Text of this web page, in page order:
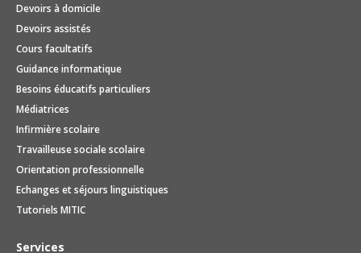
Devoirs à domicile
Devoirs assistés
Cours facultatifs
Guidance informatique
Besoins éducatifs particuliers
Médiatrices
Infirmière scolaire
Travailleuse sociale scolaire
Orientation professionnelle
Echanges et séjours linguistiques
Tutoriels MITIC
Services